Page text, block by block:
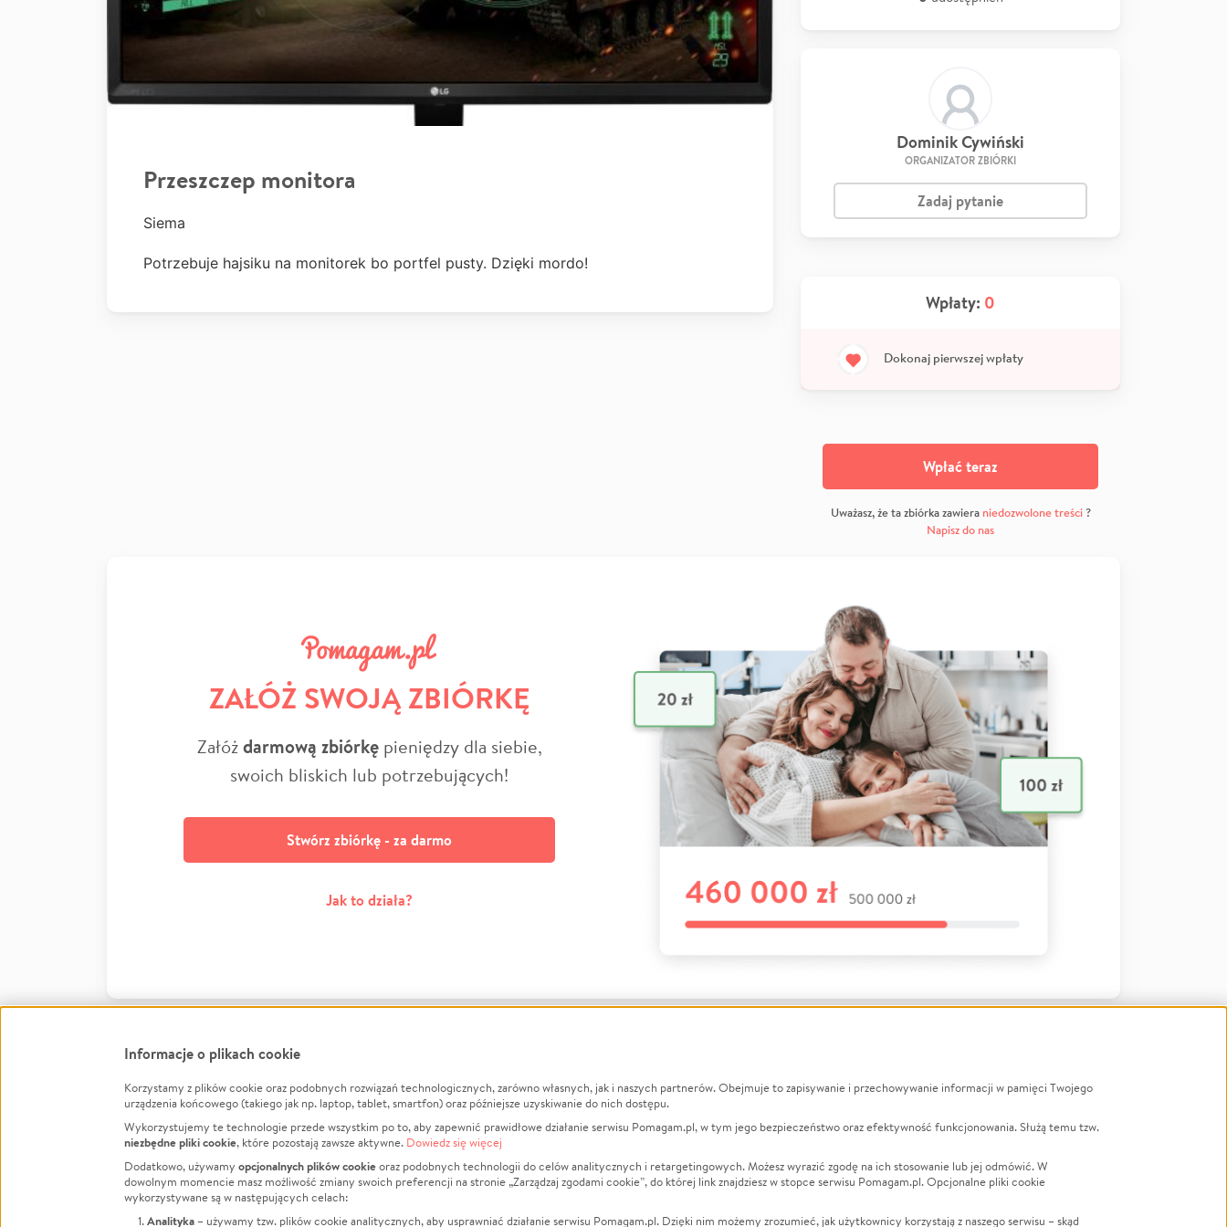
Przeszczep monitora
Siema
Potrzebuje hajsiku na monitorek bo portfel pusty. Dzięki mordo!
Dominik Cywiński
ORGANIZATOR ZBIÓRKI
Zadaj pytanie
Wpłaty: 0
Dokonaj pierwszej wpłaty
Wpłać teraz
Uważasz, że ta zbiórka zawiera niedozwolone treści?
Napisz do nas
ZAŁÓŻ SWOJĄ ZBIÓRKĘ
Załóżdarmową zbiórkępieniędzy dla siebie,
swoich bliskich lub potrzebujących!
Stwórz zbiórkę - za darmo
Jak to działa?
FacebookTwitter Instagram
LinkedInTikTok Youtube
Informacje
Jak to działa?
Regulamin
Polityka Prywatności
O nas
Opinie
Raporty
Za darmo
Zbieraj na
Leczenie
Zwierzęta
Pożar
LGBTQ+
Powódź
Wichura
Informacje o plikach cookie
Korzystamy z plików cookie oraz podobnych rozwiązań technologicznych, zarówno własnych, jak i naszych partnerów. Obejmuje to zapisywanie i przechowywanie informacji w pamięci Twojego
urządzenia końcowego (takiego jak np. laptop, tablet, smartfon) oraz późniejsze uzyskiwanie do nich dostępu.
Wykorzystujemy te technologie przede wszystkim po to, aby zapewnić prawidłowe działanie serwisu Pomagam.pl, w tym jego bezpieczeństwo oraz efektywność funkcjonowania. Służą temu tzw.
niezbędne pliki cookie, które pozostają zawsze aktywne. Dowiedz się więcej
Dodatkowo, używamy opcjonalnych plików cookieoraz podobnych technologii do celów analitycznych i retargetingowych. Możesz wyrazić zgodę na ich stosowanie lub jej odmówić. W
dowolnym momencie masz możliwość zmiany swoich preferencji na stronie „Zarządzaj zgodami cookie”, do której link znajdziesz w stopce serwisu Pomagam.pl. Opcjonalne pliki cookie
wykorzystywane są w następujących celach:
Analityka – używamy tzw. plików cookie analitycznych, aby usprawniać działanie serwisu Pomagam.pl. Dzięki nim możemy zrozumieć, jak użytkownicy korzystają z naszego serwisu – skąd